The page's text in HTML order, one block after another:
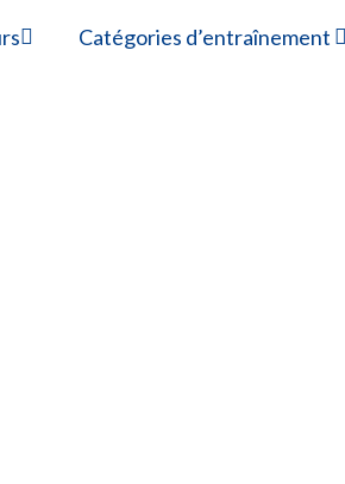
Catégories d’entraînement